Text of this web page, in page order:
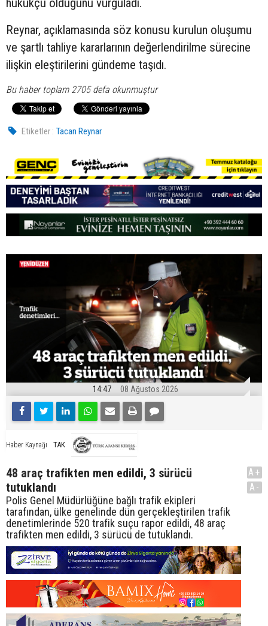
hukukçu olduğunu vurguladı.
Reynar, açıklamasında söz konusu kurulun oluşumu
ve şartlı tahliye kararlarının değerlendirilme sürecine
ilişkin eleştirilerini gündeme taşıdı.
Bu haber toplam 2705 defa okunmuştur
Etiketler : Tacan Reynar
14:47 08 Ağustos 2026
Haber Kaynağı TAK
48 araç trafikten men edildi, 3 sürücü
tutuklandı
Polis Genel Müdürlüğüne bağlı trafik ekipleri
tarafından, ülke genelinde dün gerçekleştirilen trafik
denetimlerinde 520 trafik suçu rapor edildi, 48 araç
trafikten men edildi, 3 sürücü de tutuklandı.
A+
A-